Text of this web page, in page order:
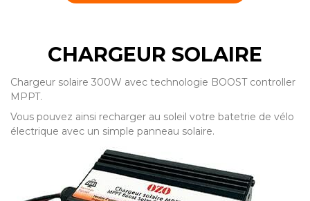
CHARGEUR SOLAIRE
Chargeur solaire 300W avec technologie BOOST controller
MPPT.
Vous pouvez ainsi recharger au soleil votre batetrie de vélo
électrique avec un simple panneau solaire.